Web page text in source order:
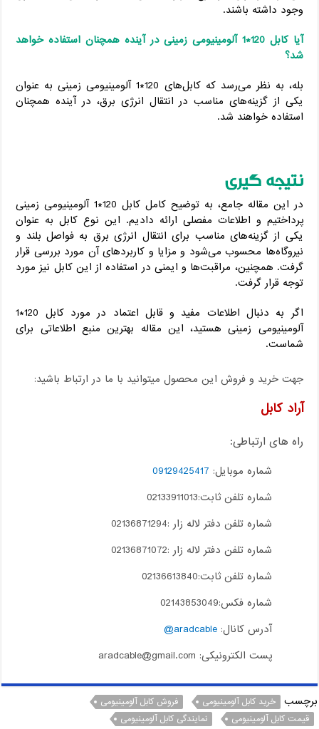
وجود داشته باشند.
آیا کابل 120*1 آلومینیومی زمینی در آینده همچنان استفاده خواهد
شد؟
بله، به نظر می‌رسد که کابل‌های 120*1 آلومینیومی زمینی به عنوان
یکی از گزینه‌های مناسب در انتقال انرژی برق، در آینده همچنان
استفاده خواهند شد.
نتیجه گیری
در این مقاله جامع، به توضیح کامل کابل 120*1 آلومینیومی زمینی
پرداختیم و اطلاعات مفصلی ارائه دادیم. این نوع کابل به عنوان
یکی از گزینه‌های مناسب برای انتقال انرژی برق به فواصل بلند و
نیروگاه‌ها محسوب می‌شود و مزایا و کاربردهای آن مورد بررسی قرار
گرفت. همچنین، مراقبت‌ها و ایمنی در استفاده از این کابل نیز مورد
توجه قرار گرفت.
اگر به دنبال اطلاعات مفید و قابل اعتماد در مورد کابل 120*1
آلومینیومی زمینی هستید، این مقاله بهترین منبع اطلاعاتی برای
شماست.
جهت خرید و فروش این محصول میتوانید با ما در ارتباط باشید:
آراد کابل
راه های ارتباطی:
شماره موبایل: 09129425417
شماره تلفن ثابت:02133911013
شماره تلفن دفتر لاله زار :02136871294
شماره تلفن دفتر لاله زار :02136871072
شماره تلفن ثابت:02136613840
شماره فکس:02143853049
آدرس کانال:aradcable@
پست الکترونیکی: aradcable@gmail.com
برچسب خرید کابل آلومینیومی
فروش کابل آلومینیومی
قیمت کابل آلومینیومی
نمایندگی کابل آلومینیومی